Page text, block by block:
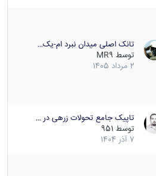
تانک اصلی میدان نبرد ام-یک…
توسط MR9
2 مرداد 1405
تاپیک جامع تحولات زرهی در …
توسط 951
7 آذر 1404